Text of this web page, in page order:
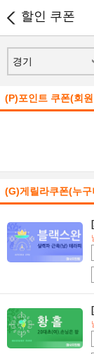
할인 쿠폰
경기
(P)포인트 쿠폰(회
(G)게릴라쿠폰(누구